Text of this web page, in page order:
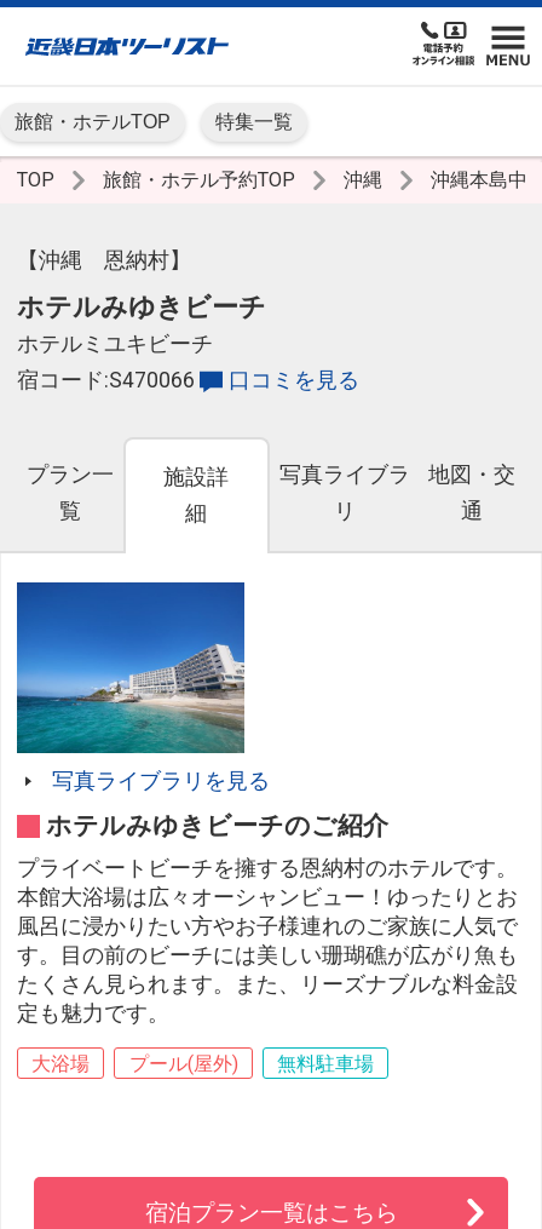
旅館・ホテルTOP 特集一覧
TOP 旅館・ホテル予約TOP 沖縄 沖縄本島中
【沖縄 恩納村】
ホテルみゆきビーチ
ホテルミユキビーチ
宿コード:S470066
口コミを見る
プラン一
覧
施設詳
細
写真ライブラ
リ
地図・交
通
写真ライブラリを見る
ホテルみゆきビーチのご紹介
プライベートビーチを擁する恩納村のホテルです。
本館大浴場は広々オーシャンビュー！ゆったりとお
風呂に浸かりたい方やお子様連れのご家族に人気で
す。目の前のビーチには美しい珊瑚礁が広がり魚も
たくさん見られます。また、リーズナブルな料金設
定も魅力です。
大浴場 プール(屋外) 無料駐車場
宿泊プラン一覧はこちら